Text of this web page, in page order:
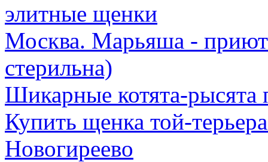
элитные щенки
Москва. Марьяша - приют
стерильна)
Шикарные котята-
Купить щенка той-
Новогиреево